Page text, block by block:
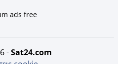
ads free
- sat24.com